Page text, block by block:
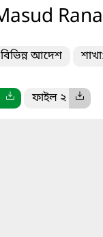
আদেশ
ফাইল ২